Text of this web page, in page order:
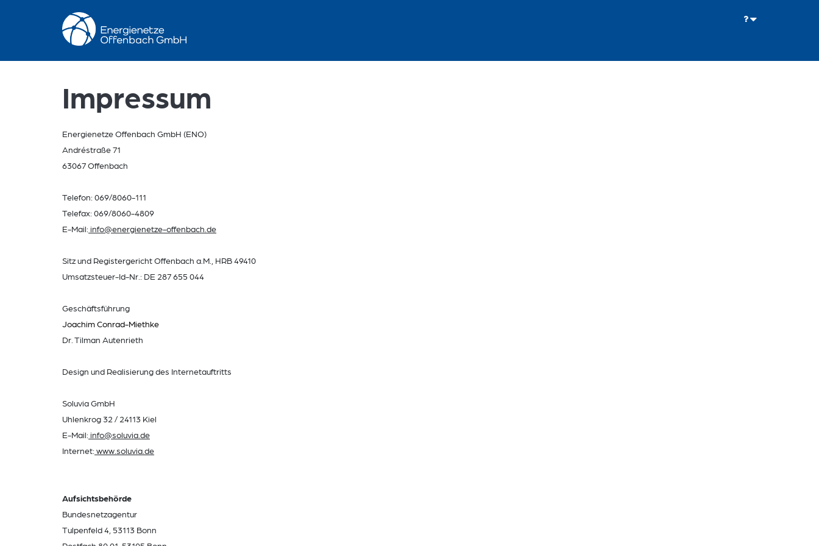
Impressum
Energienetze Offenbach GmbH (ENO)
Andréstraße 71
63067 Offenbach
Telefon: 069/8060-111
Telefax: 069/8060-4809
E-Mail: info@energienetze-offenbach.de
Sitz und Registergericht Offenbach a.M., HRB 49410
Umsatzsteuer-Id-Nr.: DE 287 655 044
Geschäftsführung
Joachim Conrad-Miethke
Dr. Tilman Autenrieth
Design und Realisierung des Internetauftritts
Soluvia GmbH
Uhlenkrog 32 / 24113 Kiel
E-Mail: info@soluvia.de
Internet: www.soluvia.de
Aufsichtsbehörde
Bundesnetzagentur
Tulpenfeld 4, 53113 Bonn